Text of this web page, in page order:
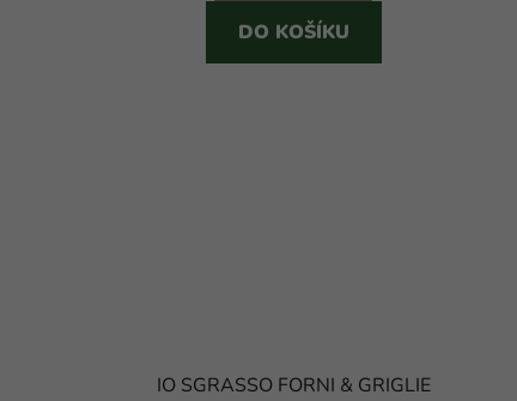
DO KOŠÍKU
IO SGRASSO FORNI & GRIGLIE